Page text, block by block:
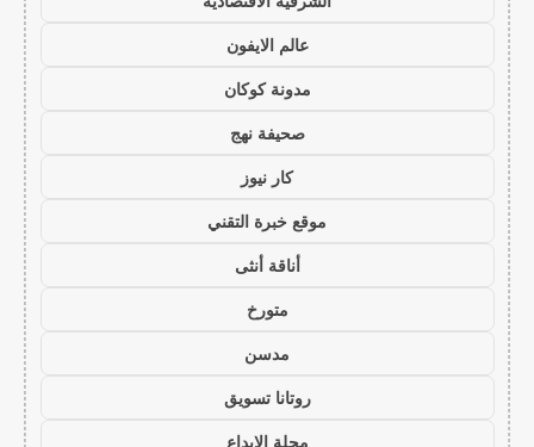
عالم الايفون
مدونة كوكان
صحيفة نهج
كار نيوز
موقع خبرة التقني
أناقة أنثى
متورخ
مدسن
روتانا تسويق
مجلة الابداع